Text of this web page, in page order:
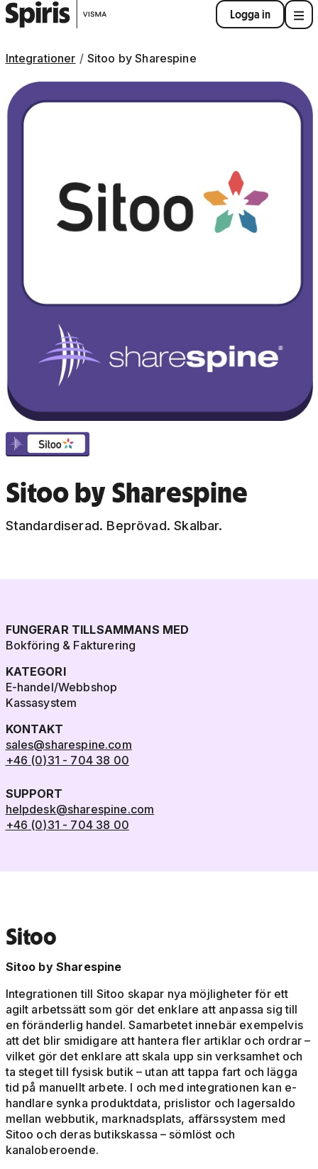
Logga in
Integrationer Sitoo by Sharespine
Sitoo by Sharespine
Standardiserad. Beprövad. Skalbar.
FUNGERAR TILLSAMMANS MED
Bokföring & Fakturering
KATEGORI
E-handel/Webbshop
Kassasystem
KONTAKT
sales@sharespine.com
+46 (0)31 - 704 38 00
SUPPORT
helpdesk@sharespine.com
+46 (0)31 - 704 38 00
Sitoo
Sitoo by Sharespine
Integrationen till Sitoo skapar nya möjligheter för ett
agilt arbetssätt som gör det enklare att anpassa sig till
en föränderlig handel. Samarbetet innebär exempelvis
att det blir smidigare att hantera fler artiklar och ordrar –
vilket gör det enklare att skala upp sin verksamhet och
ta steget till fysisk butik – utan att tappa fart och lägga
tid på manuellt arbete. I och med integrationen kan e-
handlare synka produktdata, prislistor och lagersaldo
mellan webbutik, marknadsplats, affärssystem med
Sitoo och deras butikskassa – sömlöst och
kanaloberoende.